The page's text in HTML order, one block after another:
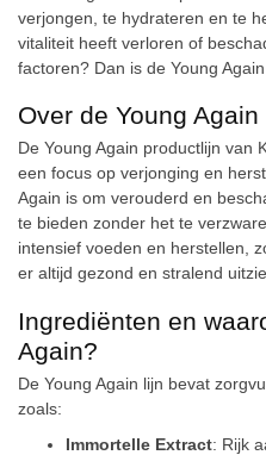
verjongen, te hydrateren en te
vitaliteit heeft verloren of
factoren? Dan is de Young
Over de Young
De Young Again productlijn van
een focus op verjonging en
Again is om verouderd en
te bieden zonder het te
intensief voeden en herstellen,
er altijd gezond en stralend
Ingrediënten en
Again?
De Young Again lijn bevat
zoals:
Immortelle Extract: Rijk